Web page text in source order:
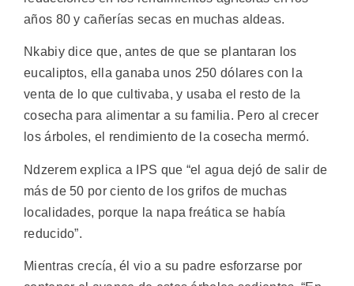
años 80 y cañerías secas en muchas aldeas.
Nkabiy dice que, antes de que se plantaran los
eucaliptos, ella ganaba unos 250 dólares con la
venta de lo que cultivaba, y usaba el resto de la
cosecha para alimentar a su familia. Pero al crecer
los árboles, el rendimiento de la cosecha mermó.
Ndzerem explica a IPS que “el agua dejó de salir de
más de 50 por ciento de los grifos de muchas
localidades, porque la napa freática se había
reducido”.
Mientras crecía, él vio a su padre esforzarse por